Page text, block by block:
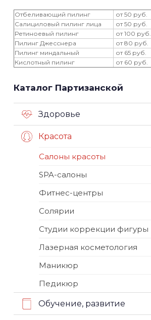
Отбеливающий пилинг
от 50 руб.
Салициловый пилинг лица
от 50 руб.
Ретиноевый пилинг
от 100 руб.
Пилинг Джесснера
от 80 руб.
Пилинг миндальный
от 65 руб.
Кислотный пилинг
от 60 руб.
Каталог Партизанской
Здоровье
Красота
Салоны красоты
SPA-салоны
Фитнес-центры
Солярии
Студии коррекции фигуры
Лазерная косметология
Маникюр
Педикюр
Обучение, развитие